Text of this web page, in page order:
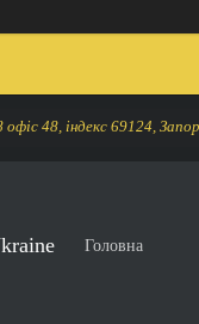
офіс 48, індекс 69124,
Головна